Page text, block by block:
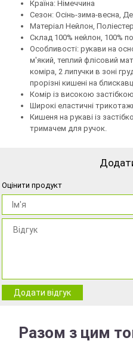
Країна: Німеччина
Сезон: Осінь-зима-весна,
Матеріал Нейлон, Поліестер
Склад 100% нейлон, 100%
Особливості: рукави на
м'який, теплий флісовий
коміра, 2 липучки в зоні
прорізні кишені на
Комір із високою застібкою
Широкі еластичні
Кишеня на рукаві із
тримачем для ручок.
Оцінити продукт
Додати відгук
Разом з цим